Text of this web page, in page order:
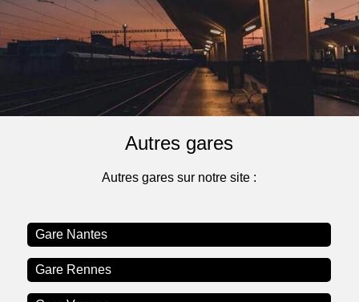
Autres gares
Autres gares sur notre site :
Gare Nantes
Gare Rennes